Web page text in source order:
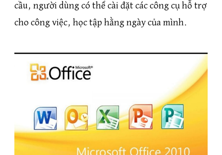
cầu, người dùng có thể cài đặt các công cụ hỗ trợ
cho công việc, học tập hằng ngày của mình.